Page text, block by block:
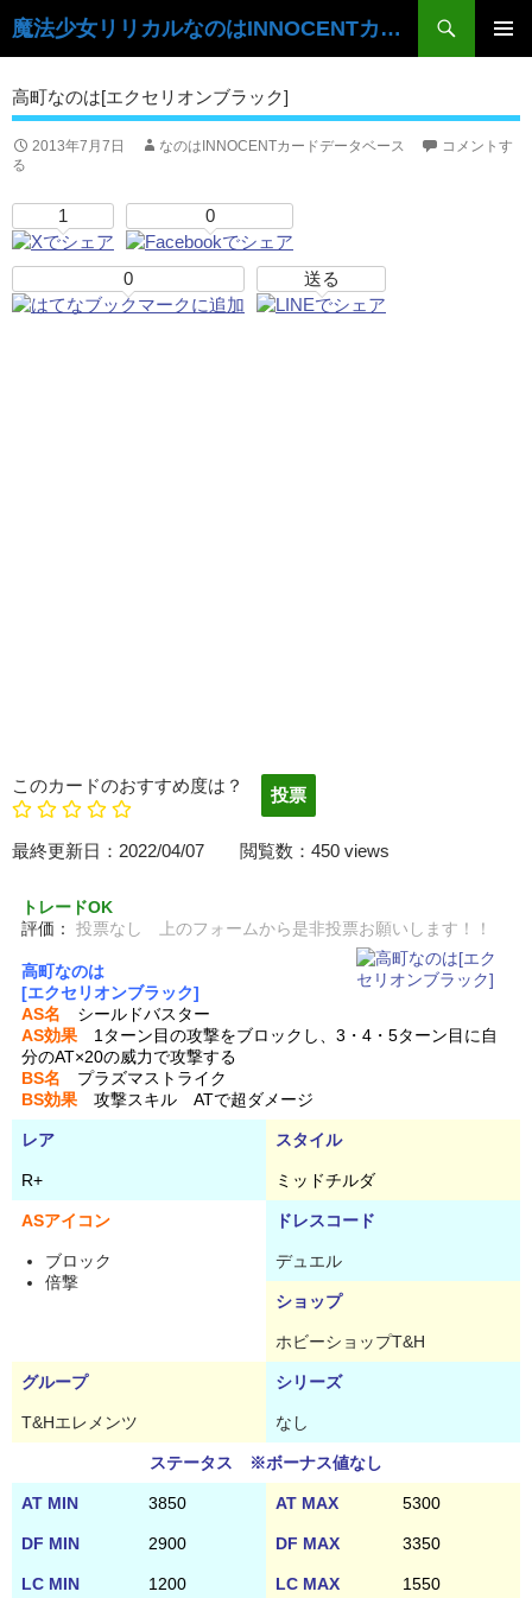
魔法少女リリカルなのはINNOCENTカードデータベース
検
索
イ
ン
テ
ン
ツ
へ
ッ
プ
高町なのは[エクセリオンブラック]
2013年7月7日 なのはINNOCENTカードデータベース
コメントす
る
1 0
0 送る
このカードのおすすめ度は？
最終更新日：2022/04/07 閲覧数：450 views
トレードOK
評価：
投票なし 上のフォームから是非投票お願いします！！
高町なのは
[エクセリオンブラック]
AS名 シールドバスター
AS効果 1ターン目の攻撃をブロックし、3・4・5ターン目に自
分のAT×20の威力で攻撃する
BS名 プラズマストライク
BS効果 攻撃スキル ATで超ダメージ
レア スタイル
R+ ミッドチルダ
ASアイコン ドレスコード
ブロック
倍撃
デュエル
ショップ
ホビーショップT&H
グループ シリーズ
T&Hエレメンツ なし
ステータス ※ボーナス値なし
AT MIN 3850 AT MAX 5300
DF MIN 2900 DF MAX 3350
LC MIN 1200 LC MAX 1550